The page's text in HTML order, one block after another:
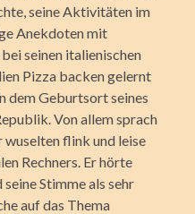
seine Aktivitäten im
Anekdoten mit
seinen italienischen
Pizza backen gelernt
dem Geburtsort seines
Von allem sprach
flink und leise
Rechners. Er hörte
Stimme als sehr
auf das Thema